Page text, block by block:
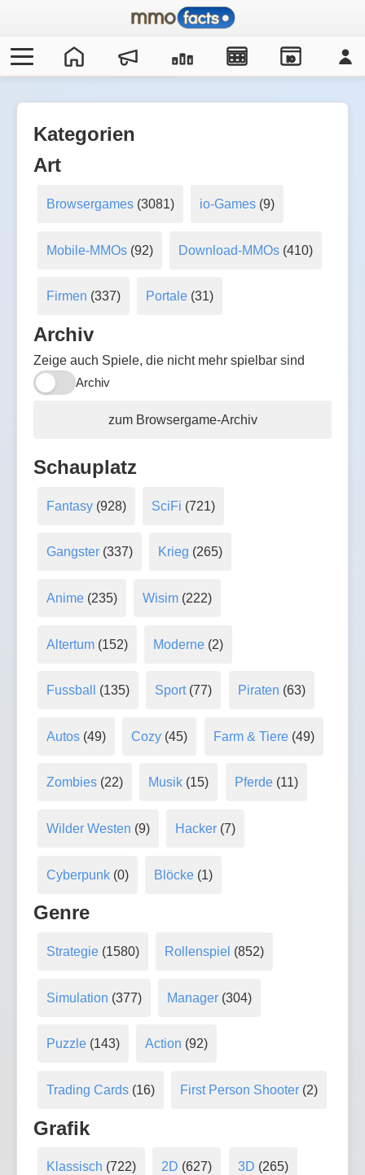
IO
Kategorien
Art
Browsergames(3081) io-Games (9)
Mobile-MMOs(92) Download-MMOs (410)
Firmen (337) Portale (31)
Archiv
Zeige auch Spiele, die nicht mehr spielbar sind
Archiv
zum Browsergame-Archiv
Schauplatz
Fantasy(928) SciFi (721)
Gangster(337) Krieg (265)
Anime(235) Wisim (222)
Altertum(152) Moderne (2)
Fussball (135) Sport(77) Piraten (63)
Autos(49) Cozy (45) Farm & Tiere(49)
Zombies(22) Musik (15) Pferde(11)
Wilder Westen (9) Hacker (7)
Cyberpunk(0) Blöcke (1)
Genre
Strategie(1580) Rollenspiel (852)
Simulation (377) Manager (304)
Puzzle(143) Action (92)
Trading Cards(16) First Person Shooter (2)
Grafik
Klassisch (722) 2D (627) 3D (265)